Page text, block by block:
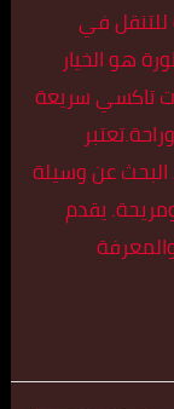
في
هو الخيار
تاكسي سريعة
البحث عن وسيلة
يقدم